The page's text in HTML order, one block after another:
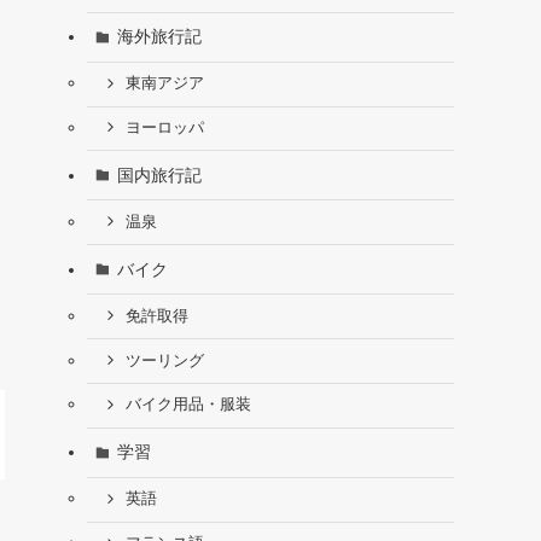
海外旅行記
東南アジア
ヨーロッパ
国内旅行記
温泉
バイク
免許取得
ツーリング
バイク用品・服装
学習
英語